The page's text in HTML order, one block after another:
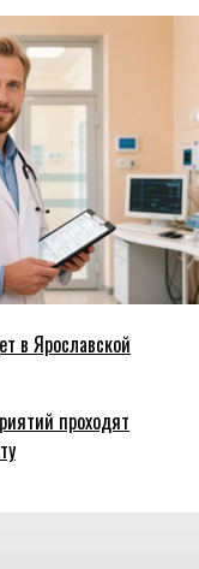
в Ярославской
проходят